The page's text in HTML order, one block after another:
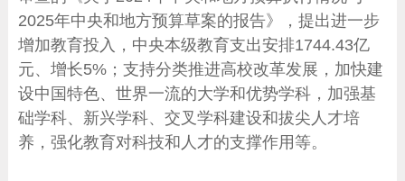
2025年中央和地方预算草案的报告》，提出进一步
增加教育投入，中央本级教育支出安排1744.43亿
元、增长5%；支持分类推进高校改革发展，加快建
设中国特色、世界一流的大学和优势学科，加强基
础学科、新兴学科、交叉学科建设和拔尖人才培
养，强化教育对科技和人才的支撑作用等。